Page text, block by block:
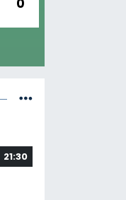
21:30